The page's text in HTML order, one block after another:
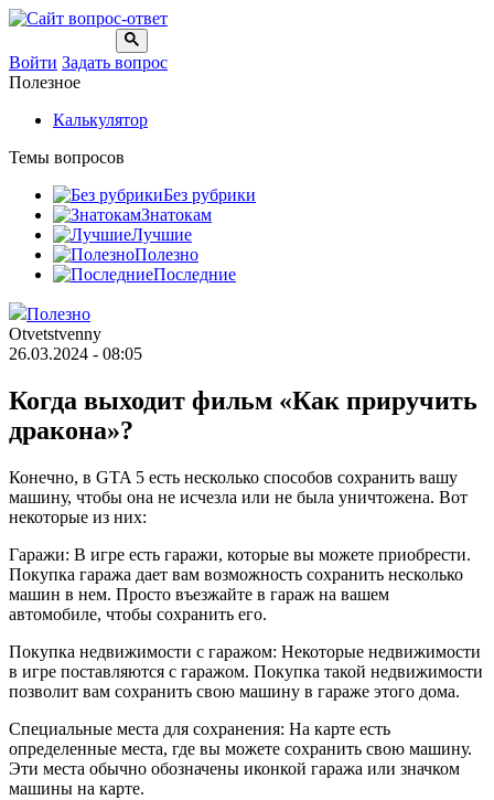
Войти Задать вопрос
Полезное
Калькулятор
Темы вопросов
Без рубрики
Знатокам
Лучшие
Полезно
Последние
Полезно
Otvetstvenny
26.03.2024 - 08:05
Когда выходит фильм «Как приручить
дракона»?
Конечно, в GTA 5 есть несколько способов сохранить вашу
машину, чтобы она не исчезла или не была уничтожена. Вот
некоторые из них:
Гаражи: В игре есть гаражи, которые вы можете приобрести.
Покупка гаража дает вам возможность сохранить несколько
машин в нем. Просто въезжайте в гараж на вашем
автомобиле, чтобы сохранить его.
Покупка недвижимости с гаражом: Некоторые недвижимости
в игре поставляются с гаражом. Покупка такой недвижимости
позволит вам сохранить свою машину в гараже этого дома.
Специальные места для сохранения: На карте есть
определенные места, где вы можете сохранить свою машину.
Эти места обычно обозначены иконкой гаража или значком
машины на карте.